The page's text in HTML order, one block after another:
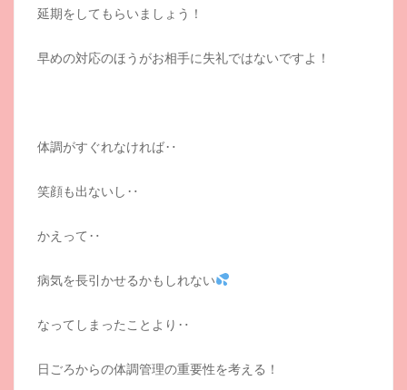
延期をしてもらいましょう！
早めの対応のほうがお相手に失礼ではないですよ！
体調がすぐれなければ‥
笑顔も出ないし‥
かえって‥
病気を長引かせるかもしれない
なってしまったことより‥
日ごろからの体調管理の重要性を考える！